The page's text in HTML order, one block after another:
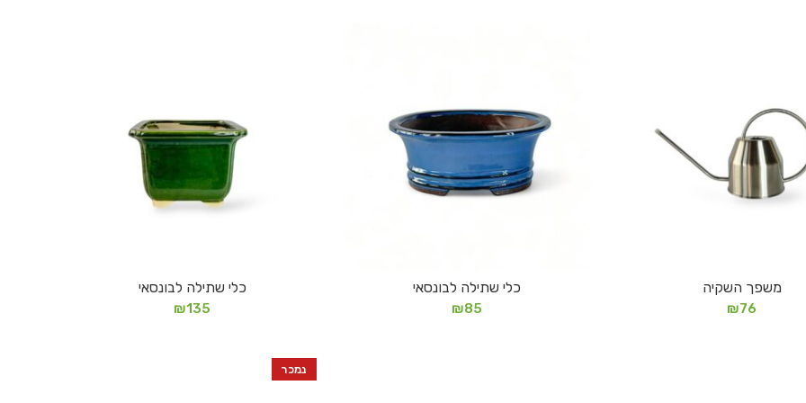
מידע נוסף
משפך השקיה
₪76
הוספה לסל
כלי שתילה לבונסאי
₪85
הוספה לסל
כלי שתילה לבונסאי
₪135
נמכר